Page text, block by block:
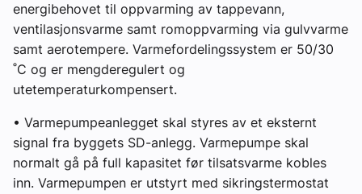
energibehovet til oppvarming av tappevann,
ventilasjonsvarme samt romoppvarming via gulvvarme
samt aerotempere. Varmefordelingssystem er 50/30
˚C og er mengderegulert og
utetemperaturkompensert.
• Varmepumpeanlegget skal styres av et eksternt
signal fra byggets SD-anlegg. Varmepumpe skal
normalt gå på full kapasitet før tilsatsvarme kobles
inn. Varmepumpen er utstyrt med sikringstermostat